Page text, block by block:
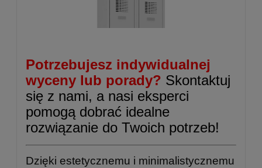
Potrzebujesz indywidualnej
wyceny lub porady? Skontaktuj
się z nami, a nasi eksperci
pomogą dobrać idealne
rozwiązanie do Twoich potrzeb!
Dzięki estetycznemu i minimalistycznemu